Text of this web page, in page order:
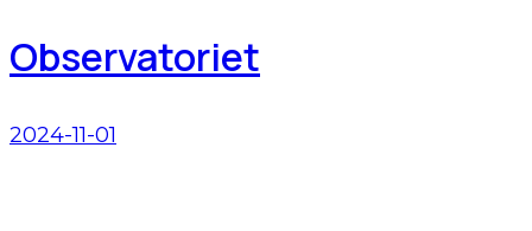
Observatoriet
2024-11-01